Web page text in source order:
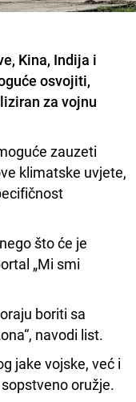
, Kina, Indija i
osvojiti,
za vojnu
zauzeti
klimatske uvjete,
što će je
„Mi smi
boriti sa
navodi list.
jake vojske, već i
oružje.